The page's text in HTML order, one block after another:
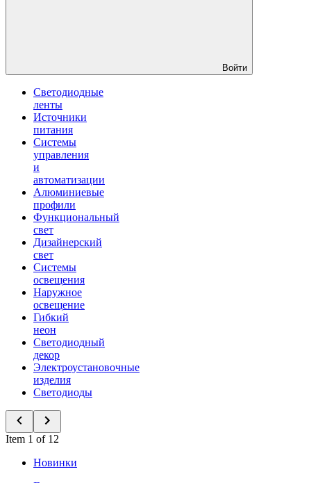
Войти
Светодиодные
ленты
Источники
питания
Системы
управления
и
автоматизации
Алюминиевые
профили
Функциональный
свет
Дизайнерский
свет
Системы
освещения
Наружное
освещение
Гибкий
неон
Светодиодный
декор
Электроустановочные
изделия
Светодиоды
Item 1 of 12
Новинки